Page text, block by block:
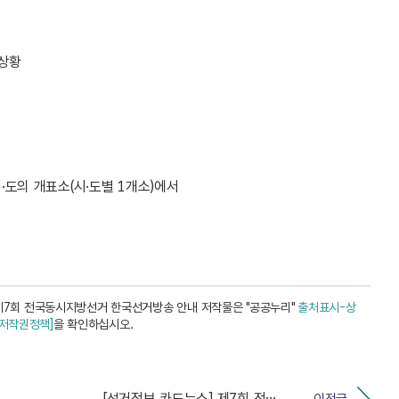
황
의 개표소(시·도별 1개소)에서
회 전국동시지방선거 한국선거방송 안내 저작물은 "공공누리" 출처표시-상
작권정책]을 확인하십시오.